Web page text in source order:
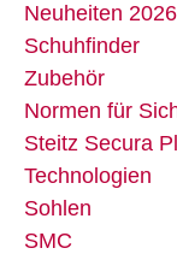
Neuheiten 2026
Schuhfinder
Zubehör
Normen für
Steitz Secura
Technologien
Sohlen
SMC